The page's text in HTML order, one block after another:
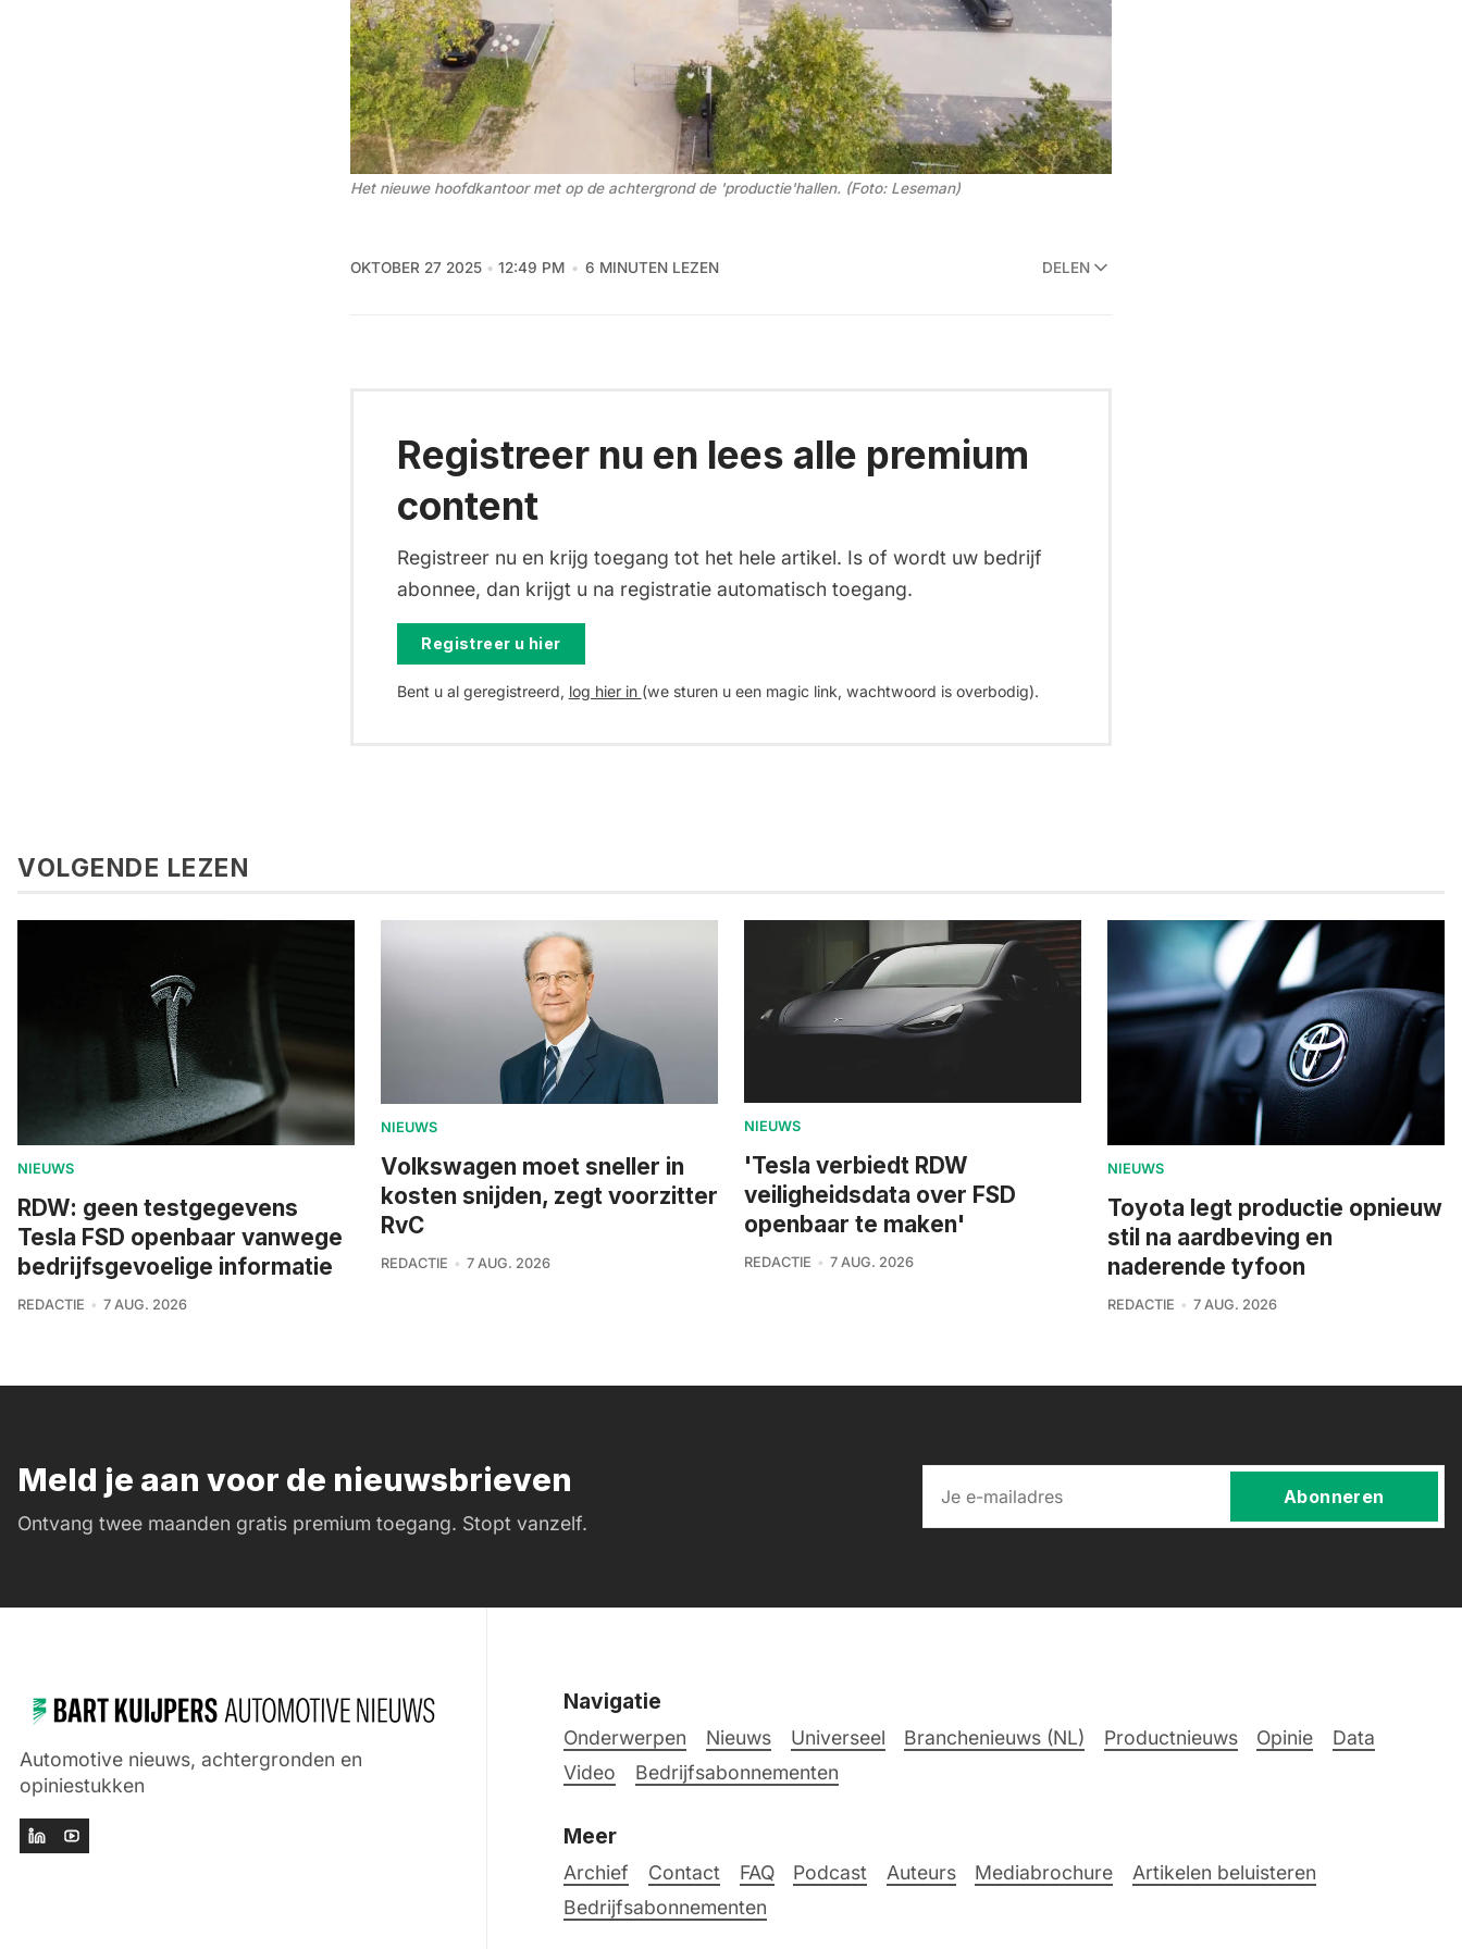
Het nieuwe hoofdkantoor met op de achtergrond de 'productie'hallen. (Foto: Leseman)
OKTOBER 27 2025 12:49 PM 6 MINUTEN LEZEN DELEN
Registreer nu en lees alle premium
content
Registreer nu en krijg toegang tot het hele artikel. Is of wordt uw bedrijf
abonnee, dan krijgt u na registratie automatisch toegang.
Registreer u hier
Bent u al geregistreerd, log hier in (we sturen u een magic link, wachtwoord is overbodig).
VOLGENDE LEZEN
NIEUWS
RDW: geen testgegevens
Tesla FSD openbaar vanwege
bedrijfsgevoelige informatie
REDACTIE 7 AUG. 2026
NIEUWS
Volkswagen moet sneller in
kosten snijden, zegt voorzitter
RvC
REDACTIE 7 AUG. 2026
NIEUWS
'Tesla verbiedt RDW
veiligheidsdata over FSD
openbaar te maken'
REDACTIE 7 AUG. 2026
NIEUWS
Toyota legt productie opnieuw
stil na aardbeving en
naderende tyfoon
REDACTIE 7 AUG. 2026
Meld je aan voor de nieuwsbrieven
Ontvang twee maanden gratis premium toegang. Stopt vanzelf.
Abonneren
Automotive nieuws, achtergronden en
opiniestukken
Navigatie
Onderwerpen Nieuws Universeel Branchenieuws (NL) Productnieuws Opinie
Data
Video
Bedrijfsabonnementen
Meer
Archief Contact FAQ Podcast Auteurs Mediabrochure
Artikelen beluisteren
Bedrijfsabonnementen